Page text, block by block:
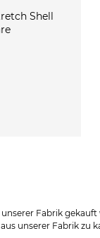
Shell
unserer Fabrik
unserer Fabrik zu